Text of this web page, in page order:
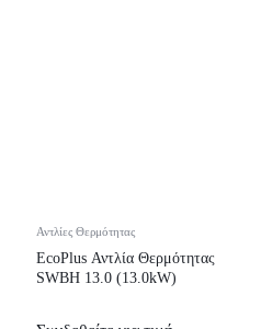
Αντλίες Θερμότητας
EcoPlus Αντλία Θερμότητας
SWBH 13.0 (13.0kW)